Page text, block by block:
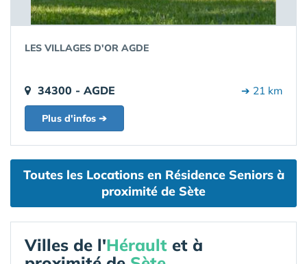
LES VILLAGES D'OR AGDE
34300 - AGDE ➔ 21 km
Plus d'infos ➔
Toutes les Locations en Résidence Seniors à
proximité de Sète
Villes de l'Hérault et à